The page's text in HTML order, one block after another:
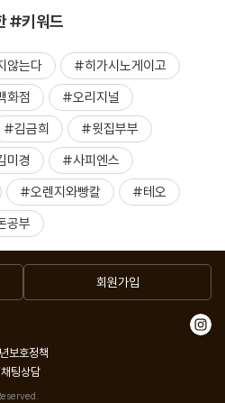
#키워드
않는다
#히가시노게이고
화점
#오리지널
#김금희
#윗집부부
미경
#사피엔스
#오렌지와빵칼
#테오
공부
회원가입
보호정책
팅상담